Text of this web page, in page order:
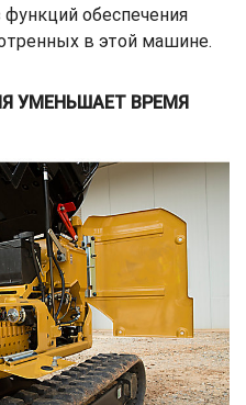
обеспечения
в этой машине.
УМЕНЬШАЕТ ВРЕМЯ